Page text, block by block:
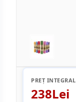
PREȚ INTEGRAL
238Lei